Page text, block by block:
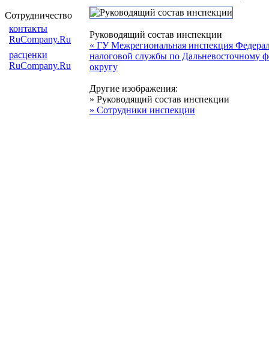
Сотрудничество
контакты
RuCompany.Ru
расценки
RuCompany.Ru
Руководящий состав инспекции
« ГУ Межрегиональная инспекция
налоговой службы по Дальневосточному
округу
Другие изображения:
» Руководящий состав инспекции
» Сотрудники инспекции